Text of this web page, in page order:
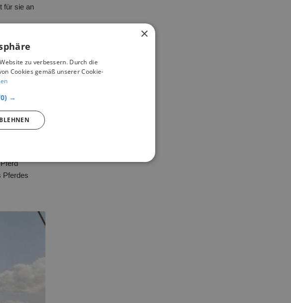
für sie an
Welt als
besitzt
Sie
hält sich
Pferdes
×
zu verbessern. Durch die
Cookies gemäß unserer Cookie-
→